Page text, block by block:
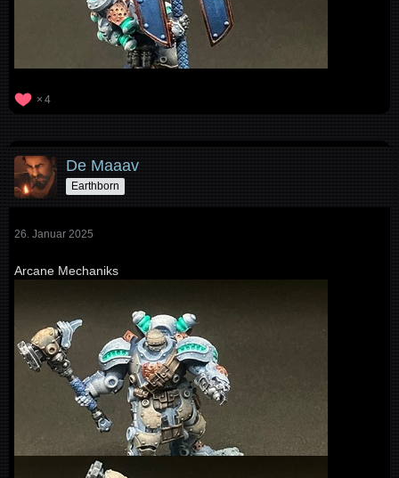
4
De Maaav
Earthborn
26. Januar 2025
Arcane Mechaniks